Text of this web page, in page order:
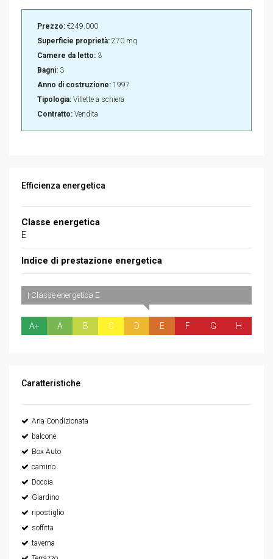
Prezzo: €249.000
Superficie proprietà: 270 mq
Camere da letto: 3
Bagni: 3
Anno di costruzione: 1997
Tipologia: Villette a schiera
Contratto: Vendita
Efficienza energetica
Classe energetica
E
Indice di prestazione energetica
A+ A B C D
| Classe energetica E
E F G H
Caratteristiche
Aria Condizionata
balcone
Box Auto
camino
Doccia
Giardino
ripostiglio
soffitta
taverna